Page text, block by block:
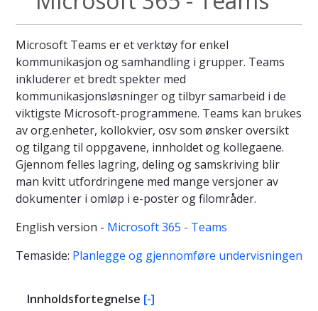
Microsoft Teams er et verktøy for enkel
kommunikasjon og samhandling i grupper. Teams
inkluderer et bredt spekter med
kommunikasjonsløsninger og tilbyr samarbeid i de
viktigste Microsoft-programmene. Teams kan brukes
av org.enheter, kollokvier, osv som ønsker oversikt
og tilgang til oppgavene, innholdet og kollegaene.
Gjennom felles lagring, deling og samskriving blir
man kvitt utfordringene med mange versjoner av
dokumenter i omløp i e-poster og filområder.
English version - Microsoft 365 - Teams
Temaside: Planlegge og gjennomføre undervisningen
Innholdsfortegnelse [-]